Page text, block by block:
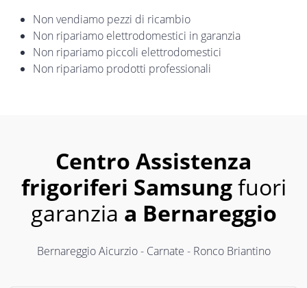
Non vendiamo pezzi di ricambio
Non ripariamo elettrodomestici in garanzia
Non ripariamo piccoli elettrodomestici
Non ripariamo prodotti professionali
Centro Assistenza
frigoriferi Samsungfuori
garanzia a Bernareggio
Bernareggio Aicurzio - Carnate - Ronco Briantino